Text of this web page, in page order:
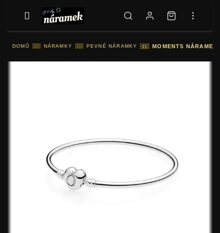
DOMŮ :: NÁRAMKY :: PEVNÉ NÁRAMKY :: MOMENTS